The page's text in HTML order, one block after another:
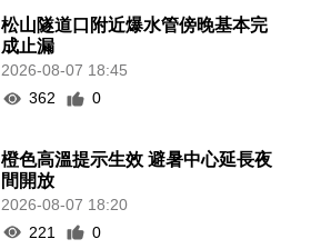
松山隧道口附近爆水管傍晚基本完
成止漏
2026-08-07 18:45
362
0
橙色高溫提示生效 避暑中心延長夜
間開放
2026-08-07 18:20
221
0